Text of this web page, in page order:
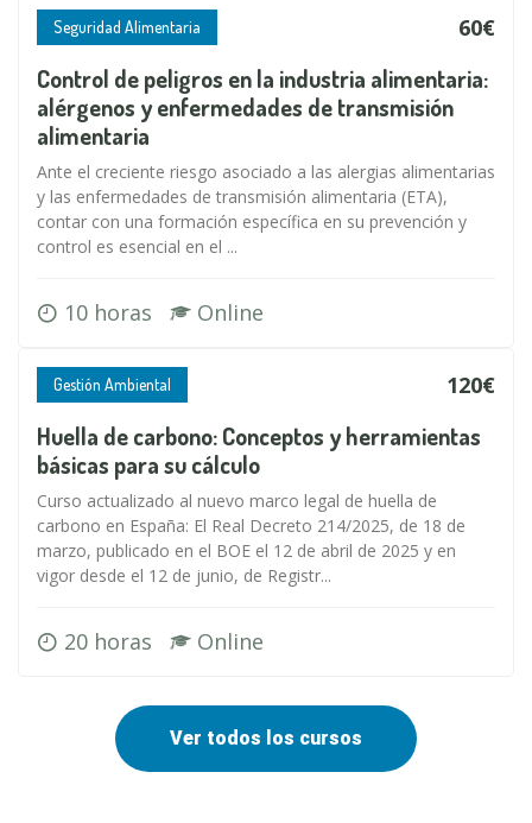
Seguridad Alimentaria 60€
Control de peligros en la industria alimentaria:
alérgenos y enfermedades de transmisión
alimentaria
Ante el creciente riesgo asociado a las alergias alimentarias
y las enfermedades de transmisión alimentaria (ETA),
contar con una formación específica en su prevención y
control es esencial en el ...
10 horas Online
Gestión Ambiental 120€
Huella de carbono: Conceptos y herramientas
básicas para su cálculo
Curso actualizado al nuevo marco legal de huella de
carbono en España: El Real Decreto 214/2025, de 18 de
marzo, publicado en el BOE el 12 de abril de 2025 y en
vigor desde el 12 de junio, de Registr...
20 horas Online
Ver todos los cursos